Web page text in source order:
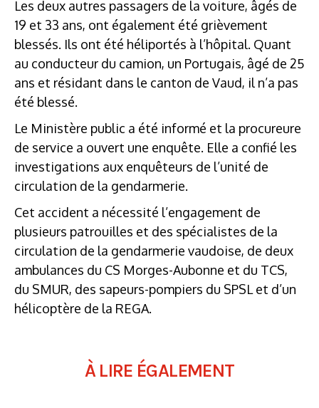
Les deux autres passagers de la voiture, âgés de
19 et 33 ans, ont également été grièvement
blessés. Ils ont été héliportés à l’hôpital. Quant
au conducteur du camion, un Portugais, âgé de 25
ans et résidant dans le canton de Vaud, il n’a pas
été blessé.
Le Ministère public a été informé et la procureure
de service a ouvert une enquête. Elle a confié les
investigations aux enquêteurs de l’unité de
circulation de la gendarmerie.
Cet accident a nécessité l’engagement de
plusieurs patrouilles et des spécialistes de la
circulation de la gendarmerie vaudoise, de deux
ambulances du CS Morges-Aubonne et du TCS,
du SMUR, des sapeurs-pompiers du SPSL et d’un
hélicoptère de la REGA.
À LIRE ÉGALEMENT